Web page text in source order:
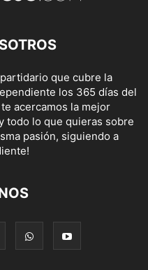
que cubre la
los 365 días del
acercamos la mejor
todo lo que quieras sobre
pasión, siguiendo a